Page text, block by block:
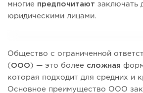
многие предпочитают заключать
юридическими лицами.
Общество с ограниченной
( ООО) — это более сложная
которая подходит для средних и
Основное преимущество ООО